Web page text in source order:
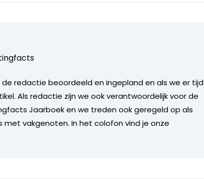
redactie beoordeeld en ingepland en als we er tijd
Als redactie zijn we ook verantwoordelijk voor de
Jaarboek en we treden ook geregeld op als
vakgenoten. In het colofon vind je onze